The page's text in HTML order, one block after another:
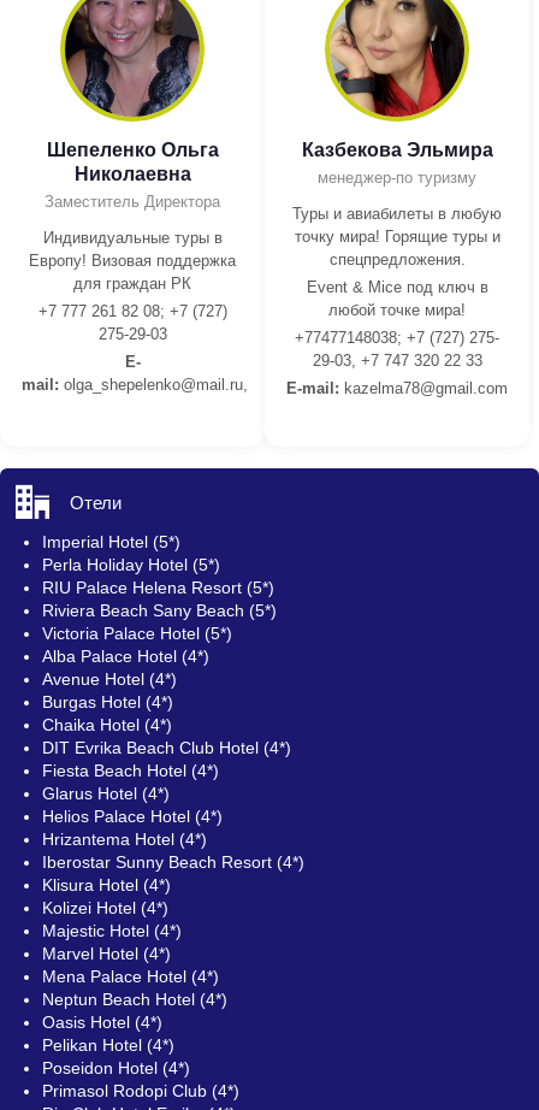
Шепеленко Ольга
Николаевна
Заместитель Директора
Индивидуальные туры в
Европу! Визовая поддержка
для граждан РК
+7 777 261 82 08; +7 (727)
275-29-03
E-
mail: olga_shepelenko@mail.ru,
Казбекова Эльмира
менеджер-по туризму
Туры и авиабилеты в любую
точку мира! Горящие туры и
спецпредложения.
Event & Mice под ключ в
любой точке мира!
+77477148038; +7 (727) 275-
29-03, +7 747 320 22 33
E-mail: kazelma78@gmail.com
Отели
Imperial Hotel (5*)
Perla Holiday Hotel (5*)
RIU Palace Helena Resort (5*)
Riviera Beach Sany Beach (5*)
Victoria Palace Hotel (5*)
Alba Palace Hotel (4*)
Avenue Hotel (4*)
Burgas Hotel (4*)
Chaika Hotel (4*)
DIT Evrika Beach Club Hotel (4*)
Fiesta Beach Hotel (4*)
Glarus Hotel (4*)
Helios Palace Hotel (4*)
Hrizantema Hotel (4*)
Iberostar Sunny Beach Resort (4*)
Klisura Hotel (4*)
Kolizei Hotel (4*)
Majestic Hotel (4*)
Marvel Hotel (4*)
Mena Palace Hotel (4*)
Neptun Beach Hotel (4*)
Oasis Hotel (4*)
Pelikan Hotel (4*)
Poseidon Hotel (4*)
Primasol Rodopi Club (4*)